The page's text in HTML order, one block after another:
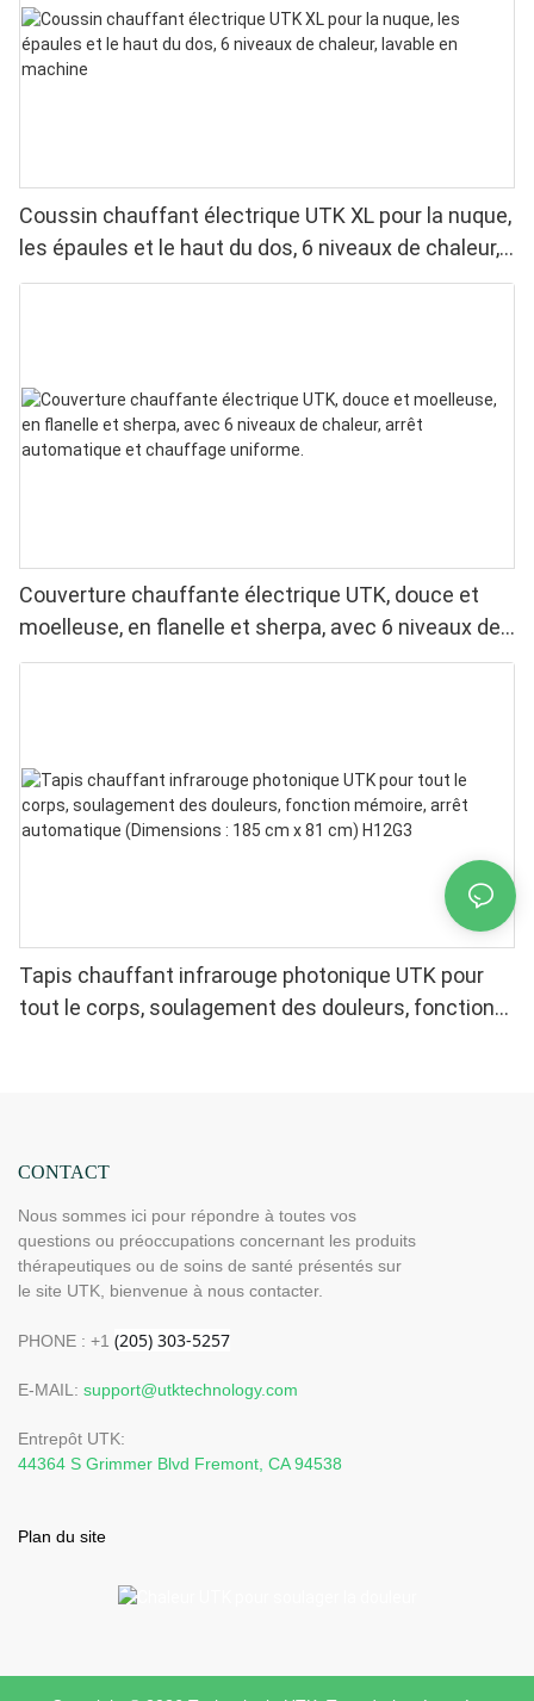
Coussin chauffant électrique UTK XL pour la nuque,
les épaules et le haut du dos, 6 niveaux de chaleur,
lavable en machine
Couverture chauffante électrique UTK, douce et
moelleuse, en flanelle et sherpa, avec 6 niveaux de
chaleur, arrêt automatique et chauffage uniforme.
Tapis chauffant infrarouge photonique UTK pour
tout le corps, soulagement des douleurs, fonction
CONTACT
Nous sommes ici pour répondre à toutes vos
questions ou préoccupations concernant les produits
thérapeutiques ou de soins de santé présentés sur
le site UTK, bienvenue à nous contacter.
PHONE : +1
E-MAIL: support@utktechnology.com
Entrepôt UTK:
44364 S Grimmer Blvd Fremont, CA 94538
Plan du site